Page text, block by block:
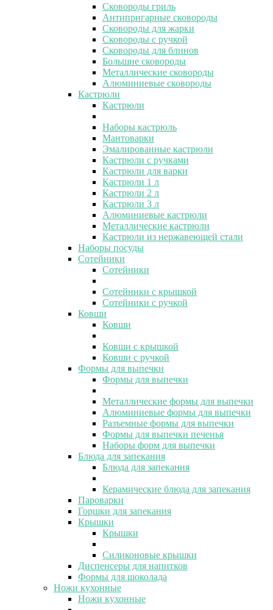
Сковороды гриль
Антипригарные сковороды
Сковороды для жарки
Сковороды с ручкой
Сковороды для блинов
Большие сковороды
Металлические сковороды
Алюминиевые сковороды
Кастрюли
Кастрюли
Наборы кастрюль
Мантоварки
Эмалированные кастрюли
Кастрюли с ручками
Кастрюли для варки
Кастрюли 1 л
Кастрюли 2 л
Кастрюли 3 л
Алюминиевые кастрюли
Металлические кастрюли
Кастрюли из нержавеющей стали
Наборы посуды
Сотейники
Сотейники
Сотейники с крышкой
Сотейники с ручкой
Ковши
Ковши
Ковши с крышкой
Ковши с ручкой
Формы для выпечки
Формы для выпечки
Металлические формы для выпечки
Алюминиевые формы для выпечки
Разъемные формы для выпечки
Формы для выпечки печенья
Наборы форм для выпечки
Блюда для запекания
Блюда для запекания
Керамические блюда для запекания
Пароварки
Горшки для запекания
Крышки
Крышки
Силиконовые крышки
Диспенсеры для напитков
Формы для шоколада
Ножи кухонные
Ножи кухонные